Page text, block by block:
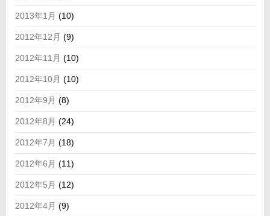
2013年1月 (10)
2012年12月 (9)
2012年11月 (10)
2012年10月 (10)
2012年9月 (8)
2012年8月 (24)
2012年7月 (18)
2012年6月 (11)
2012年5月 (12)
2012年4月 (9)